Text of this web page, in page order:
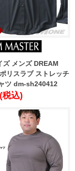
ズ メンズ DREAM
リスラブ ストレッチ
ツ dm-sh240412
税込)